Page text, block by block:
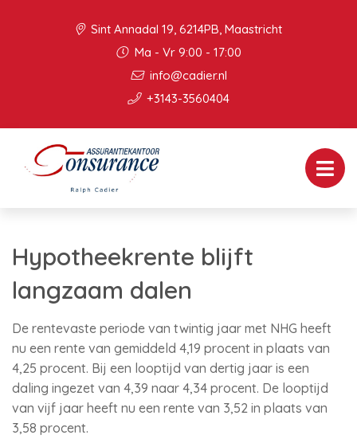
Sint Annadal 19, 6214PB, Maastricht
Ma - Vr 9:00 - 17:00
info@cadier.nl
+3143-3560404
Hypotheekrente blijft
langzaam dalen
De rentevaste periode van twintig jaar met NHG heeft
nu een rente van gemiddeld 4,19 procent in plaats van
4,25 procent. Bij een looptijd van dertig jaar is een
daling ingezet van 4,39 naar 4,34 procent. De looptijd
van vijf jaar heeft nu een rente van 3,52 in plaats van
3,58 procent.